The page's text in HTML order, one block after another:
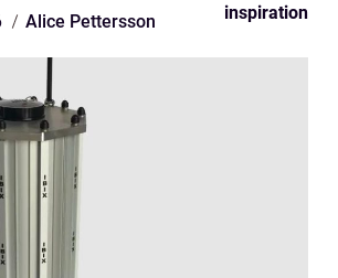
Alice Pettersson inspiration